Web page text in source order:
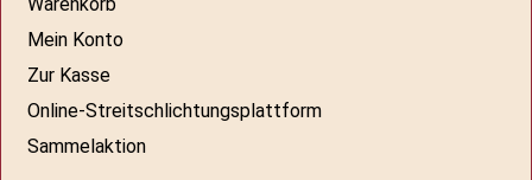
Mein Konto
Zur Kasse
Online-Streitschlichtungsplattform
Sammelaktion